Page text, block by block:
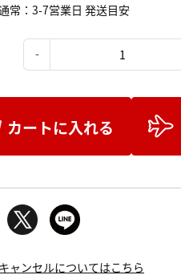
常：3-7営業日 発送目安
カートに入れる
ャンセルについてはこちら